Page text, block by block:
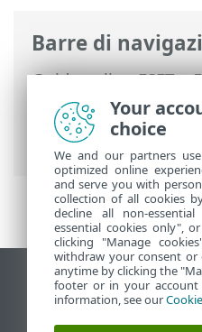
Barre di
Guida online ESET>
Prem>
Utilizzo di
Prem>ESET
principale
Altro >
Visualizza sito
End of Life
Your
choice
We and our partners
optimized online
and serve you with
collection of all cookies
decline all non-
essential cookies only",
clicking "Manage
withdraw your consent or
anytime by clicking the
footer or in your account
information, see our